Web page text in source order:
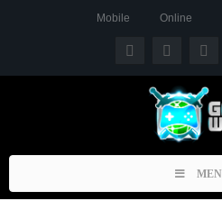
Mobile Online
Toggle